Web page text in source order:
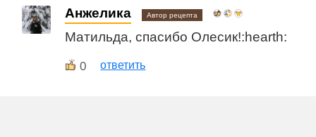
Анжелика Автор рецепта
Матильда, спасибо Олесик!:hearth:
0 ответить